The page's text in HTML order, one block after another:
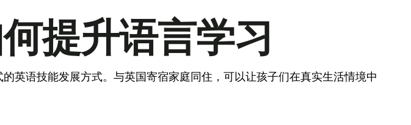
提升语言学习
英语技能发展方式。与英国寄宿家庭同住，可以让孩子们在真实生活情境中